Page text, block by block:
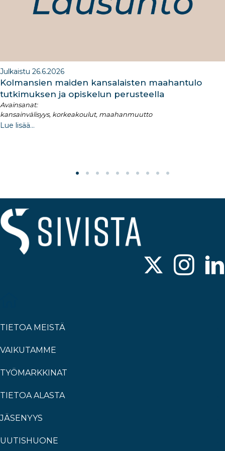
Julkaistu 26.6.2026
Kolmansien maiden kansalaisten maahantulo
tutkimuksen ja opiskelun perusteella​
Avainsanat:
kansainvälisyys, korkeakoulut, maahanmuutto
Lue lisää...
TIETOA MEISTÄ
VAIKUTAMME
TYÖMARKKINAT
TIETOA ALASTA
JÄSENYYS
UUTISHUONE